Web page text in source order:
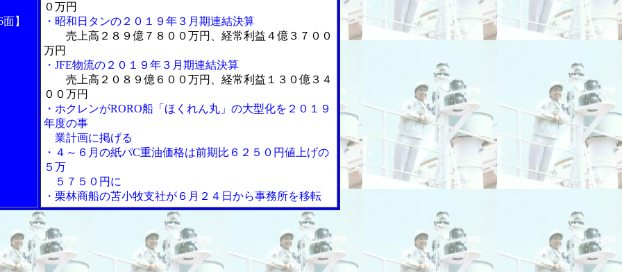
】
０万円
・昭和日タンの２０１９年３月期連結決算
売上高２８９億７８００万円、経常利益４億３７００
万円
・JFE物流の２０１９年３月期連結決算
売上高２０８９億６００万円、経常利益１３０億３４
００万円
・ホクレンがRORO船「ほくれん丸」の大型化を２０１９
年度の事
業計画に掲げる
・４～６月の紙パC重油価格は前期比６２５０円値上げの
５万
５７５０円に
・栗林商船の苫小牧支社が６月２４日から事務所を移転